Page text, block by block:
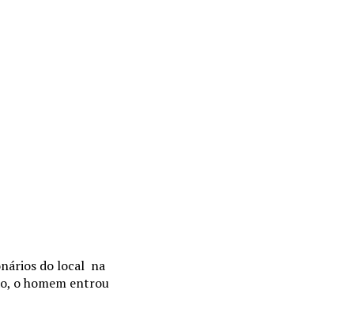
do local na
o homem entrou